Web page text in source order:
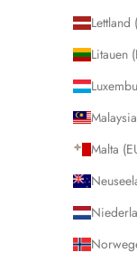
Lettland
Litauen
Malta